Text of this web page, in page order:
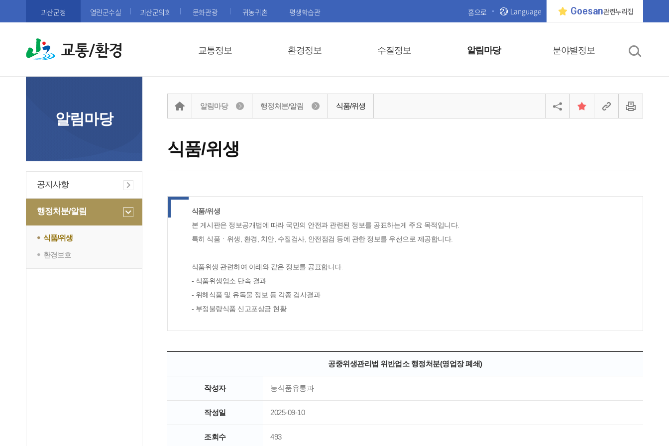
괴산군청 열린군수실 괴산군의회 문화관광 귀농귀촌 평생학습관 홈으로 Language Goesan관련누리집
교통/환경 교통정보 환경정보 수질정보 알림마당 분야별정보
알림마당
공지사항
행정처분/알림
식품/위생
환경보호
식품/위생
알림마당 행정처분/알림 식품/위생
식품/위생
본 게시판은 정보공개법에 따라 국민의 안전과 관련된 정보를 공표하는게 주요 목적입니다.
특히 식품ㆍ위생, 환경, 치안, 수질검사, 안전점검 등에 관한 정보를 우선으로 제공합니다.
식품위생 관련하여 아래와 같은 정보를 공표합니다.
- 식품위생업소 단속 결과
- 위해식품 및 유독물 정보 등 각종 검사결과
- 부정불량식품 신고포상금 현황
공중위생관리법 위반업소 행정처분(영업장 폐쇄)
작성자 농식품유통과
작성일 2025-09-10
조회수 493